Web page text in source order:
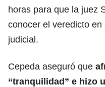
horas para que la juez
conocer el veredicto
judicial.
Cepeda aseguró que
“tranquilidad” e hizo